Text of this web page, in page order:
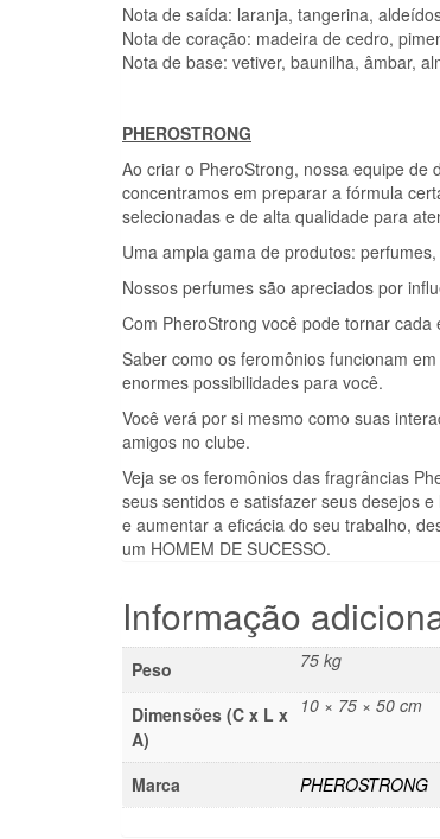
Nota de saída: laranja, tangerina,
Nota de coração: madeira de cedro,
Nota de base: vetiver, baunilha, âmbar,
PHEROSTRONG
Ao criar o PheroStrong, nossa equipe de
concentramos em preparar a fórmula
selecionadas e de alta qualidade para
Uma ampla gama de produtos:
Nossos perfumes são apreciados por
Com PheroStrong você pode tornar
Saber como os feromônios funcionam
enormes possibilidades para você.
Você verá por si mesmo como suas
amigos no clube.
Veja se os feromônios das fragrâncias
seus sentidos e satisfazer seus desejos
e aumentar a eficácia do seu trabalho,
um HOMEM DE SUCESSO.
Informação
Peso 75 kg
Dimensões (C x L x
A)
10 × 75 × 50 cm
Marca PHEROSTRONG